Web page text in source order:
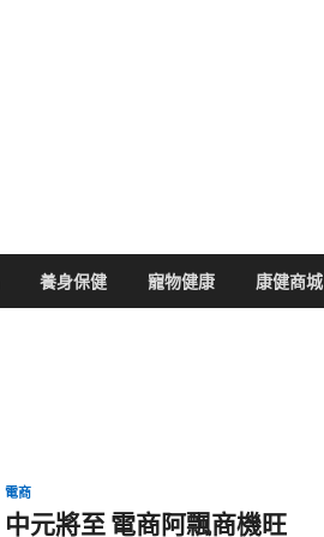
養身保健 寵物健康 康健商城
電商
中元將至 電商阿飄商機旺